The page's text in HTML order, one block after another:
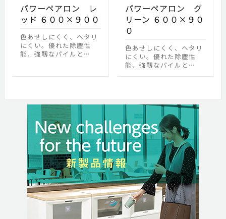
パワーペアロン レ
ッド ６００×９００
色あせしにくく、ヘタリ
にくい。優れた除塵性
能、強靱なパイルと…
パワーペアロン グ
リーン ６００×９０
０
色あせしにくく、ヘタリ
にくい。優れた除塵性
能、強靱なパイルと…